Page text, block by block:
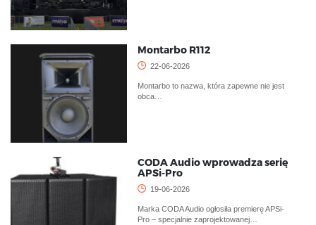
Montarbo R112
22-06-2026
Montarbo to nazwa, która zapewne nie jest
obca…
CODA Audio wprowadza serię
APSi-Pro
19-06-2026
Marka CODA Audio ogłosiła premierę APSi-
Pro – specjalnie zaprojektowanej…